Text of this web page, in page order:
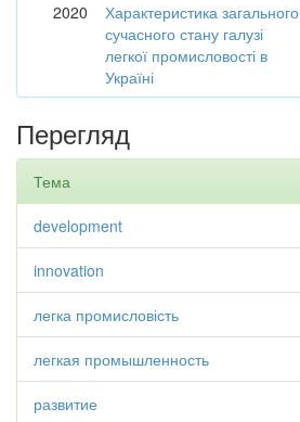
2020
Характеристика загального
сучасного стану галузі
легкої промисловості в
Україні
Перегляд
Тема
development
innovation
легка промисловість
легкая промышленность
развитие